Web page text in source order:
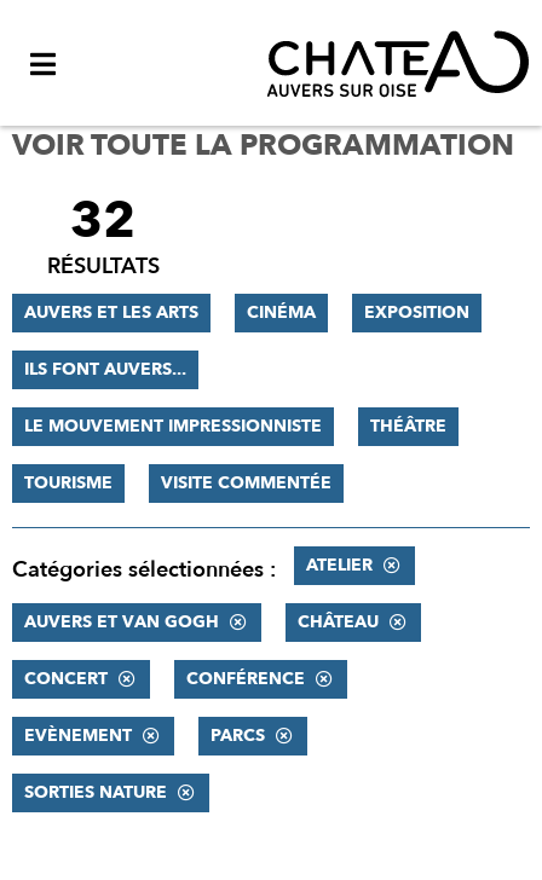
VOIR TOUTE LA PROGRAMMATION
FILTRER
RÉSULTATS
32
RÉSULTATS
AUVERS ET LES ARTS CINÉMA EXPOSITION
ILS FONT AUVERS...
LE MOUVEMENT IMPRESSIONNISTE THÉÂTRE
TOURISME VISITE COMMENTÉE
Catégories sélectionnées : ATELIER
AUVERS ET VAN GOGH CHÂTEAU
CONCERT CONFÉRENCE
EVÈNEMENT PARCS
SORTIES NATURE